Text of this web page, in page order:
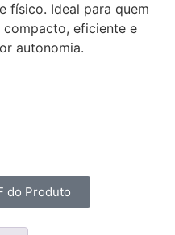
físico. Ideal para quem
compacto, eficiente e
autonomia.
do Produto